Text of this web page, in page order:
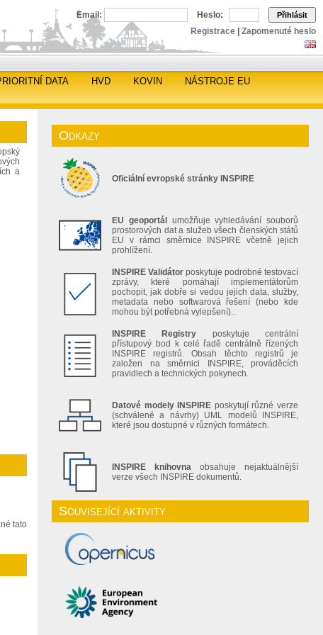
Email: Heslo: Přihlásit
Registrace Zapomenuté heslo
DATA HVD KOVIN
NÁSTROJE EU
a
tato
Odkazy
Oficiální evropské stránky INSPIRE
EU geoportál
umožňuje vyhledávání souborů
prostorových dat a služeb všech členských států
EU v rámci směrnice INSPIRE včetně jejich
prohlížení.
INSPIRE Validátor poskytuje podrobné testovací
zprávy, které pomáhají implementátorům
pochopit, jak dobře si vedou jejich data, služby,
metadata nebo softwarová řešení (nebo kde
mohou být potřebná vylepšení)..
INSPIRE Registry poskytuje centrální
přístupový bod k celé řadě centrálně řízených
INSPIRE registrů. Obsah těchto registrů je
založen na směrnici INSPIRE, prováděcích
pravidlech a technických pokynech.
Datové modely INSPIRE poskytují různé verze
(schválené a návrhy) UML modelů INSPIRE,
které jsou dostupné v různých formátech.
INSPIRE knihovna obsahuje nejaktuálnější
verze všech INSPIRE dokumentů.
Související aktivity